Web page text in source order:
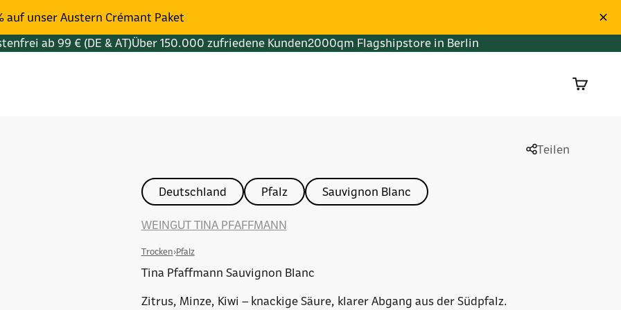
auf unser Austern Crémant Paket
ab 99 € (DE & AT)Über 150.000 zufriedene Kunden2000qm Flagshipstore in Berlin
Teilen
Deutschland Pfalz Sauvignon Blanc
WEINGUT TINA PFAFFMANN
Trocken›Pfalz
Tina Pfaffmann Sauvignon Blanc
Zitrus, Minze, Kiwi – knackige Säure, klarer Abgang aus der Südpfalz.